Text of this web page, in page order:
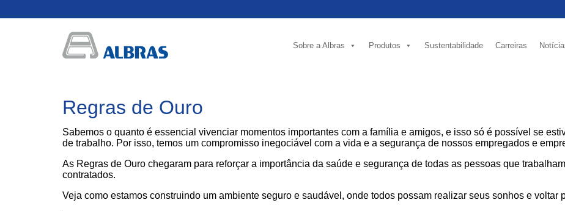
Sobre a Albras Produtos Sustentabilidade Carreiras
Regras de Ouro
Sabemos o quanto é essencial vivenciar momentos importantes com a família e amigos, e isso só é possível se
de trabalho. Por isso, temos um compromisso inegociável com a vida e a segurança de nossos empregados e
As Regras de Ouro chegaram para reforçar a importância da saúde e segurança de todas as pessoas que
contratados.
Veja como estamos construindo um ambiente seguro e saudável, onde todos possam realizar seus sonhos e voltar